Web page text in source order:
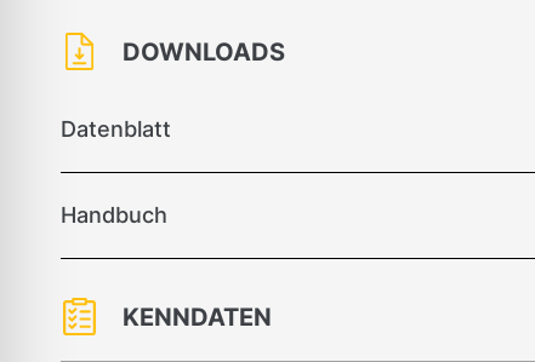
DOWNLOADS
Datenblatt
Handbuch
KENNDATEN